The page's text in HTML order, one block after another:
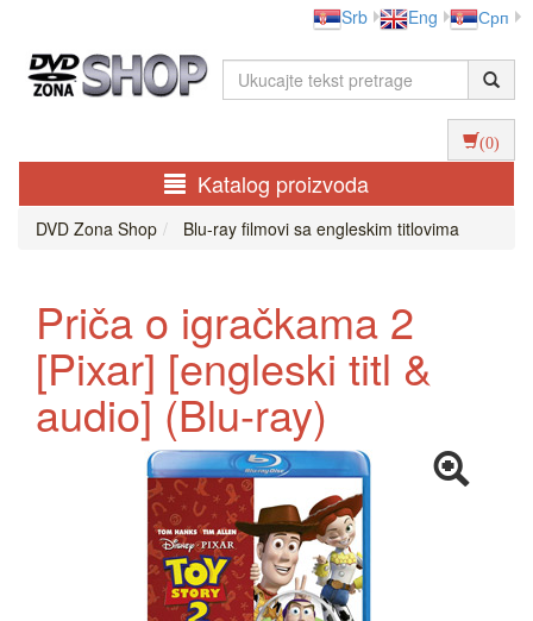
Srb Eng Срп
(0)
Katalog proizvoda
DVD Zona Shop Blu-ray filmovi sa engleskim titlovima
Priča o igračkama 2
[Pixar] [engleski titl &
audio] (Blu-ray)